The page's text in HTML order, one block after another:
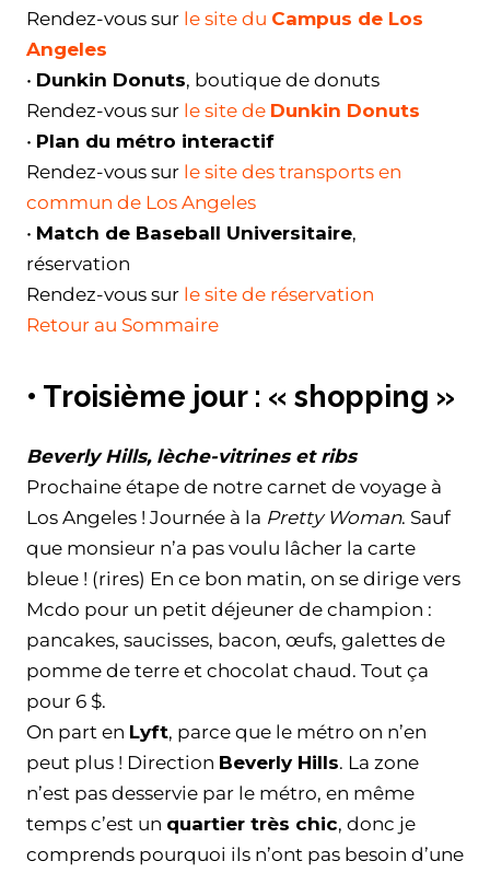
Rendez-vous sur le site du Campus de Los
Angeles
• Dunkin Donuts, boutique de donuts
Rendez-vous sur le site de Dunkin Donuts
• Plan du métro interactif
Rendez-vous sur le site des transports en
commun de Los Angeles
• Match de Baseball Universitaire,
réservation
Rendez-vous sur le site de réservation
Retour au Sommaire
• Troisième jour : « shopping »
Beverly Hills, lèche-vitrines et ribs
Prochaine étape de notre carnet de voyage à
Los Angeles ! Journée à la Pretty Woman. Sauf
que monsieur n’a pas voulu lâcher la carte
bleue ! (rires) En ce bon matin, on se dirige vers
Mcdo pour un petit déjeuner de champion :
pancakes, saucisses, bacon, œufs, galettes de
pomme de terre et chocolat chaud. Tout ça
pour 6 $.
On part en Lyft, parce que le métro on n’en
peut plus ! Direction Beverly Hills. La zone
n’est pas desservie par le métro, en même
temps c’est un quartier très chic, donc je
comprends pourquoi ils n’ont pas besoin d’une